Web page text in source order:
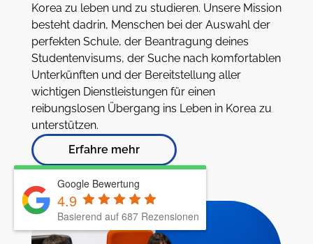
Korea zu leben und zu studieren. Unsere Mission
besteht dadrin, Menschen bei der Auswahl der
perfekten Schule, der Beantragung deines
Studentenvisums, der Suche nach komfortablen
Unterkünften und der Bereitstellung aller
wichtigen Dienstleistungen für einen
reibungslosen Übergang ins Leben in Korea zu
unterstützen.
Erfahre mehr
Google Bewertung
4.9
Basierend auf 687 Rezensionen